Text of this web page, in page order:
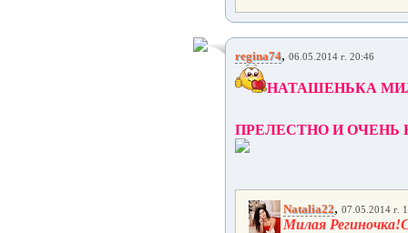
regina74, 06.05.2014 г. 20:46
НАТАШЕНЬКА
ПРЕЛЕСТНО И ОЧЕНЬ
Natalia22, 07.05.2014 г.
Милая